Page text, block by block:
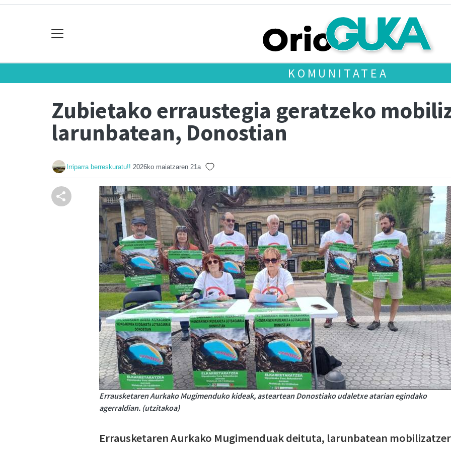
KOMUNITATEA
Zubietako erraustegia geratzeko
larunbatean, Donostian
Irriparra berreskuratu!! 2026ko maiatzaren 21a
Errausketaren Aurkako Mugimenduko kideak, asteartean Donostiako udaletxe atarian egindako
agerraldian. (utzitakoa)
Errausketaren Aurkako Mugimenduak deituta, larunbatean